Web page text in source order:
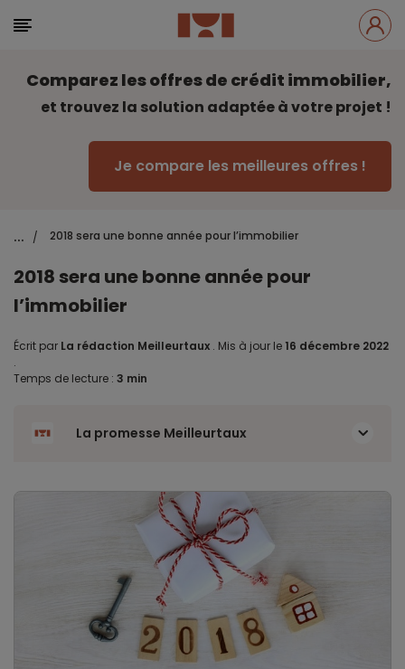
Comparez les offres de crédit immobilier,
et trouvez la solution adaptée à votre projet !
Je compare les meilleures offres !
... / 2018 sera une bonne année pour l’immobilier
2018 sera une bonne année pour
l’immobilier
Écrit par La rédaction Meilleurtaux . Mis à jour le 16 décembre 2022
.
Temps de lecture : 3 min
La promesse Meilleurtaux